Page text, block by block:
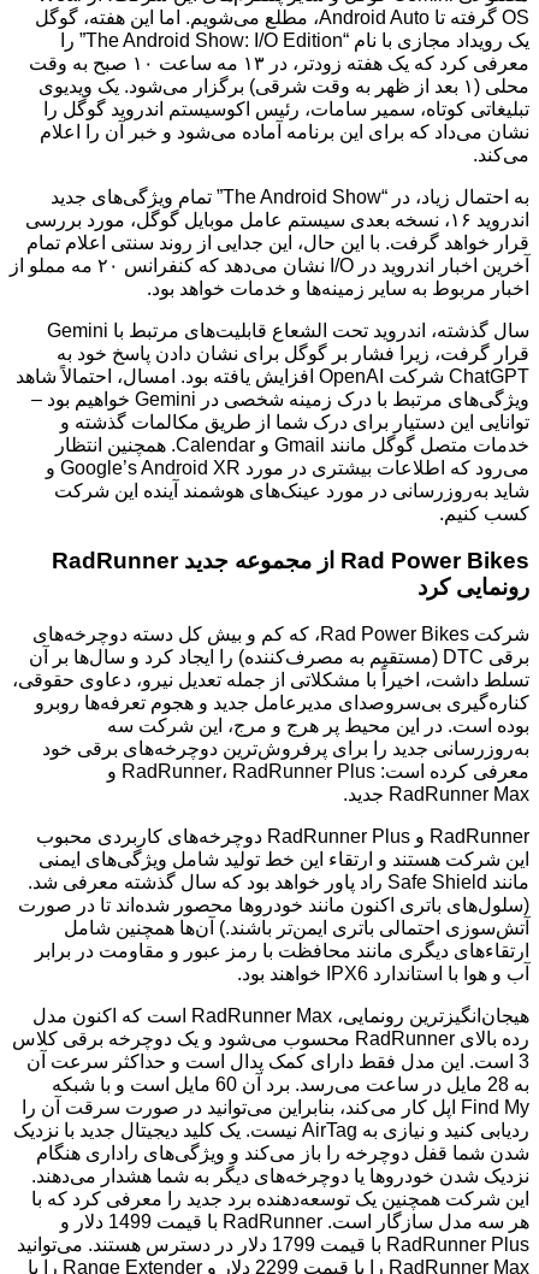
OS گرفته تا Android Auto، مطلع می‌شویم. اما این هفته، گوگل
یک رویداد مجازی با نام “The Android Show: I/O Edition” را
معرفی کرد که یک هفته زودتر، در ۱۳ مه ساعت ۱۰ صبح به وقت
محلی (۱ بعد از ظهر به وقت شرقی) برگزار می‌شود. یک ویدیوی
تبلیغاتی کوتاه، سمیر سامات، رئیس اکوسیستم اندروید گوگل را
نشان می‌داد که برای این برنامه آماده می‌شود و خبر آن را اعلام
می‌کند.
به احتمال زیاد، در “The Android Show” تمام ویژگی‌های جدید
اندروید ۱۶، نسخه بعدی سیستم عامل موبایل گوگل، مورد بررسی
قرار خواهد گرفت. با این حال، این جدایی از روند سنتی اعلام تمام
آخرین اخبار اندروید در I/O نشان می‌دهد که کنفرانس ۲۰ مه مملو از
اخبار مربوط به سایر زمینه‌ها و خدمات خواهد بود.
سال گذشته، اندروید تحت الشعاع قابلیت‌های مرتبط با Gemini
قرار گرفت، زیرا فشار بر گوگل برای نشان دادن پاسخ خود به
ChatGPT شرکت OpenAI افزایش یافته بود. امسال، احتمالاً شاهد
ویژگی‌های مرتبط با درک زمینه شخصی در Gemini خواهیم بود –
توانایی این دستیار برای درک شما از طریق مکالمات گذشته و
خدمات متصل گوگل مانند Gmail و Calendar. همچنین انتظار
می‌رود که اطلاعات بیشتری در مورد Google’s Android XR و
شاید به‌روزرسانی در مورد عینک‌های هوشمند آینده این شرکت
کسب کنیم.
Rad Power Bikes از مجموعه جدید RadRunner
رونمایی کرد
شرکت Rad Power Bikes، که کم و بیش کل دسته دوچرخه‌های
برقی DTC (مستقیم به مصرف‌کننده) را ایجاد کرد و سال‌ها بر آن
تسلط داشت، اخیراً با مشکلاتی از جمله تعدیل نیرو، دعاوی حقوقی،
کناره‌گیری بی‌سروصدای مدیرعامل جدید و هجوم تعرفه‌ها روبرو
بوده است. در این محیط پر هرج و مرج، این شرکت سه
به‌روزرسانی جدید را برای پرفروش‌ترین دوچرخه‌های برقی خود
معرفی کرده است: RadRunner، RadRunner Plus و
RadRunner Max جدید.
RadRunner و RadRunner Plus دوچرخه‌های کاربردی محبوب
این شرکت هستند و ارتقاء این خط تولید شامل ویژگی‌های ایمنی
مانند Safe Shield راد پاور خواهد بود که سال گذشته معرفی شد.
(سلول‌های باتری اکنون مانند خودروها محصور شده‌اند تا در صورت
آتش‌سوزی احتمالی باتری ایمن‌تر باشند.) آن‌ها همچنین شامل
ارتقاءهای دیگری مانند محافظت با رمز عبور و مقاومت در برابر
آب و هوا با استاندارد IPX6 خواهند بود.
هیجان‌انگیزترین رونمایی، RadRunner Max است که اکنون مدل
رده بالای RadRunner محسوب می‌شود و یک دوچرخه برقی کلاس
3 است. این مدل فقط دارای کمک پدال است و حداکثر سرعت آن
به 28 مایل در ساعت می‌رسد. برد آن 60 مایل است و با شبکه
Find My اپل کار می‌کند، بنابراین می‌توانید در صورت سرقت آن را
ردیابی کنید و نیازی به AirTag نیست. یک کلید دیجیتال جدید با نزدیک
شدن شما قفل دوچرخه را باز می‌کند و ویژگی‌های راداری هنگام
نزدیک شدن خودروها یا دوچرخه‌های دیگر به شما هشدار می‌دهند.
این شرکت همچنین یک توسعه‌دهنده برد جدید را معرفی کرد که با
هر سه مدل سازگار است. RadRunner با قیمت 1499 دلار و
RadRunner Plus با قیمت 1799 دلار در دسترس هستند. می‌توانید
RadRunner Max را با قیمت 2299 دلار و Range Extender را با